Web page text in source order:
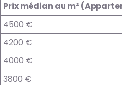
Prix médian au m²
4500 €
4200 €
4000 €
3800 €